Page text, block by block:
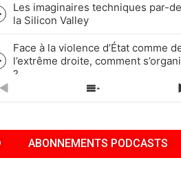
icon
Les imaginaires techniques par-
la Silicon Valley
Face à la violence d’État comme
l’extrême droite, comment
?
Quel rapport à l’historicité dans
fiction ?
Pop Culture, Nostalgie et
PREVIOUS
EPISODE
SHOW
EPISODES
ABONNEMENTS PODCASTS